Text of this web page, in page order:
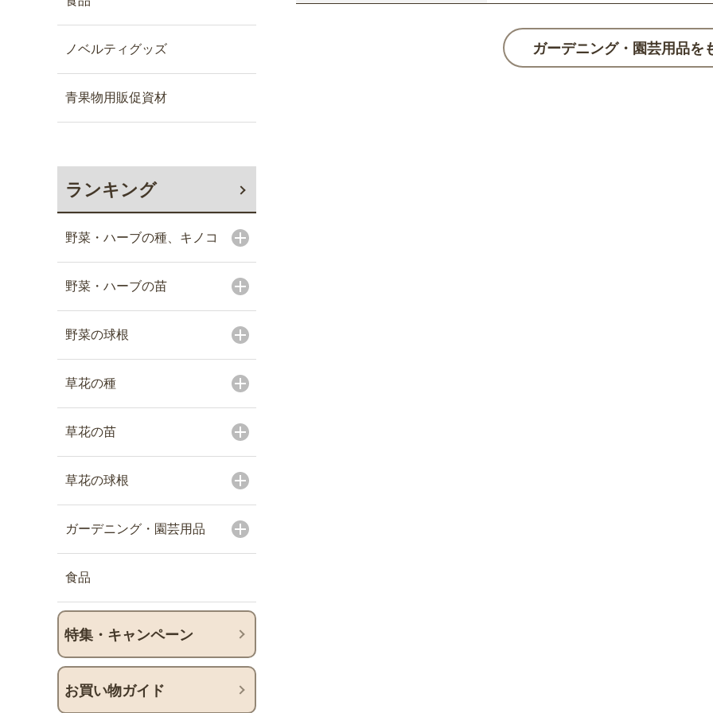
ノベルティグッズ
青果物用販促資材
ランキング
野菜・ハーブの種、キノコ
野菜・ハーブの苗
野菜の球根
草花の種
草花の苗
草花の球根
ガーデニング・園芸用品
食品
特集・キャンペーン
お買い物ガイド
ガーデニング・園芸用品を